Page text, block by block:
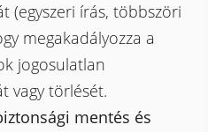
(egyszeri írás, többszöri
megakadályozza a
jogosulatlan
vagy törlését.
mentés és